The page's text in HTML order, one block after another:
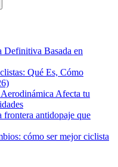
Definitiva Basada en
Qué Es, Cómo
Afecta tu
frontera antidopaje que
cómo ser mejor ciclista